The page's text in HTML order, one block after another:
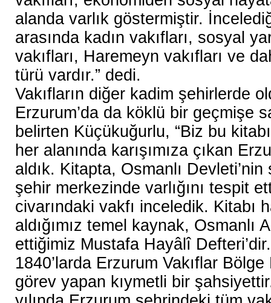
alanda varlık göstermiştir.
arasında kadın vakıfları, sosyal
vakıfları, Haremeyn vakıfları ve
türü vardır.” dedi.
Vakıfların diğer kadim şehirlerde
Erzurum’da da köklü bir geçmişe
belirten Küçükuğurlu, “Biz bu
her alanında karışımıza çıkan
aldık. Kitapta, Osmanlı
şehir merkezinde varlığını tespit
civarındaki vakfı inceledik. Kitabı
aldığımız temel kaynak, Osmanlı
ettiğimiz Mustafa Hayâlî
1840’larda Erzurum Vakıflar
görev yapan kıymetli bir